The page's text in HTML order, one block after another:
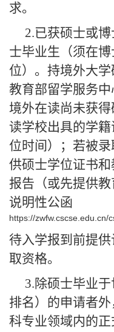
求。
2.已获硕士或
士毕业生（须在
位）。持境外大
教育部留学服务中
境外在读尚未获
读学校出具的学
位时间）；若被
供硕士学位证书
报告（或先提供
说明性公函
https://zwfw.cscse.edu.cn/
待入学报到前提
取资格。
3.除硕士毕业
排名）的申请者
科专业领域内的